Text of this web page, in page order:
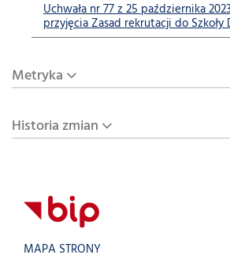
Uchwała nr 77 z 25 października
przyjęcia Zasad rekrutacji do Szkoły
Metryka
Historia zmian
MAPA STRONY